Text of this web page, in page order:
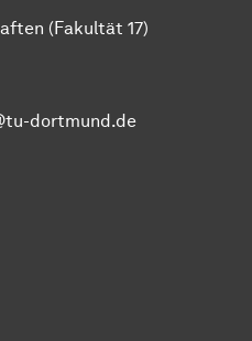
(Fakultät 17)
dortmund.de